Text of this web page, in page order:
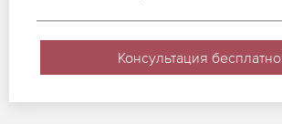
Консультация бесплатно